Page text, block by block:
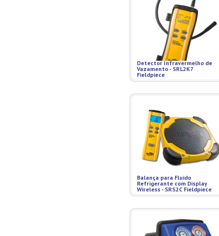
Detector Infravermelho de
Vazamento - SRL2K7
Fieldpiece
Balança para Fluido
Refrigerante com Display
Wireless - SRS2C Fieldpiece